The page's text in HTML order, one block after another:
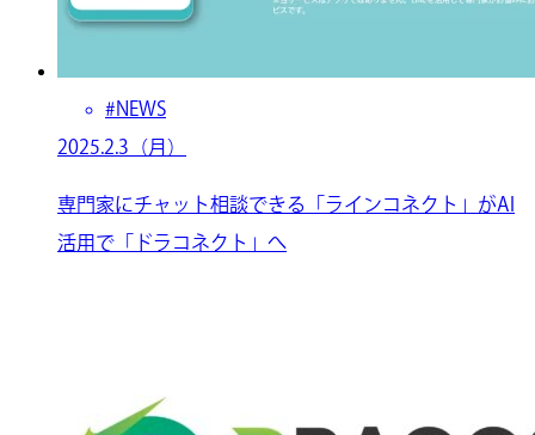
#NEWS
2025.2.3（月）
専門家にチャット相談できる「ラインコネクト」がAI
活用で「ドラコネクト」へ